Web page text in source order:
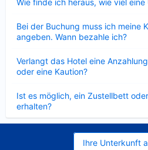
Wie finde ich heraus, wie viel
Bei der Buchung muss ich meine
angeben. Wann bezahle ich?
Verlangt das Hotel eine
oder eine Kaution?
Ist es möglich, ein Zustellbett
erhalten?
Ihre Unterkunft